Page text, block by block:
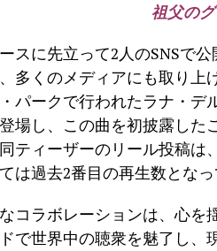
祖父の
スに先立って2人のSNSで
多くのメディアにも取り上
パークで行われたラナ・デ
場し、この曲を初披露し
ティーザーのリール投稿は
は過去2番目の再生数となっ
コラボレーションは、心を
で世界中の聴衆を魅了し、